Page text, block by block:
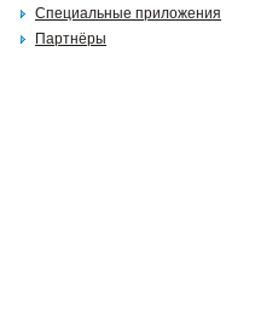
Специальные приложения
Партнёры